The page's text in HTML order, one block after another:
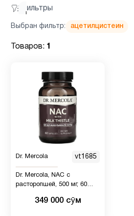
Фильтры
Бетаин
Биотин
Брокколи
Вегетарианский
продукт
5
Выбран фильтр: ацетилцистеин
Товаров: 1
Dr. Mercola vt1685
Dr. Mercola, NAC с
расторопшей, 500 мг, 60
349 000 сӯм